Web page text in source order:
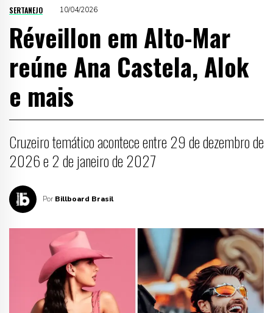
SERTANEJO 10/04/2026
Réveillon em Alto-Mar
reúne Ana Castela, Alok
e mais
Cruzeiro temático acontece entre 29 de dezembro de
2026 e 2 de janeiro de 2027
Por Billboard Brasil